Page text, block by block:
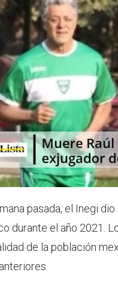
s
pasada, el Inegi
durante el año 2021.
de la población